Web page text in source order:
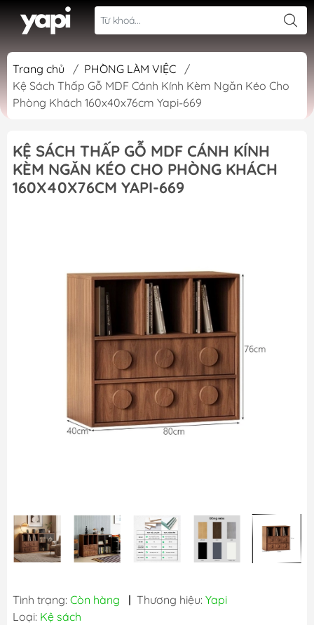
Trang chủ / PHÒNG LÀM VIỆC
/
Kệ Sách Thấp Gỗ MDF Cánh Kính Kèm Ngăn Kéo Cho
Phòng Khách 160x40x76cm Yapi-669
KỆ SÁCH THẤP GỖ MDF CÁNH KÍNH
KÈM NGĂN KÉO CHO PHÒNG KHÁCH
160X40X76CM YAPI-669
Tình trạng: Còn hàng | Thương hiệu: Yapi
Loại: Kệ sách